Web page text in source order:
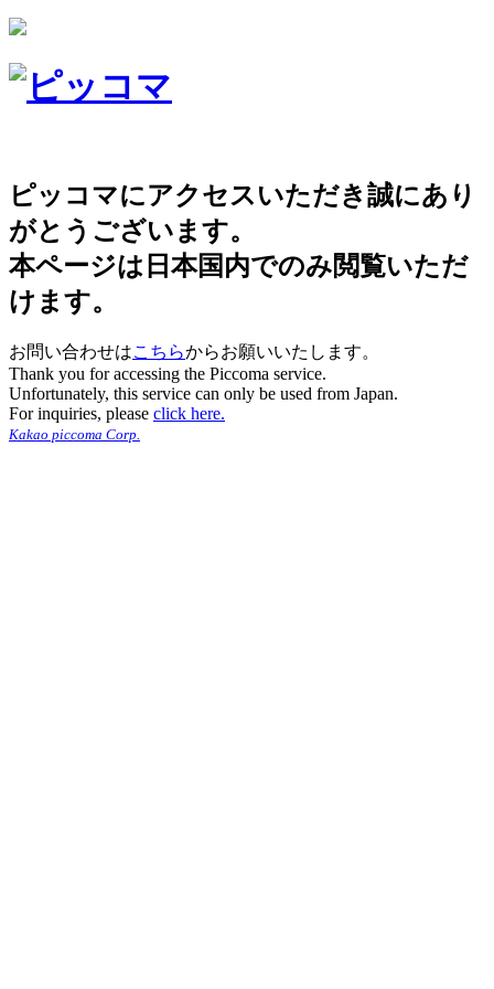
ピッコマにアクセスいただき誠にあり
がとうございます。
本ページは日本国内でのみ閲覧いただ
けます。
お問い合わせはこちらからお願いいたします。
Thank you for accessing the Piccoma service.
Unfortunately, this service can only be used from Japan.
For inquiries, please click here.
Kakao piccoma Corp.